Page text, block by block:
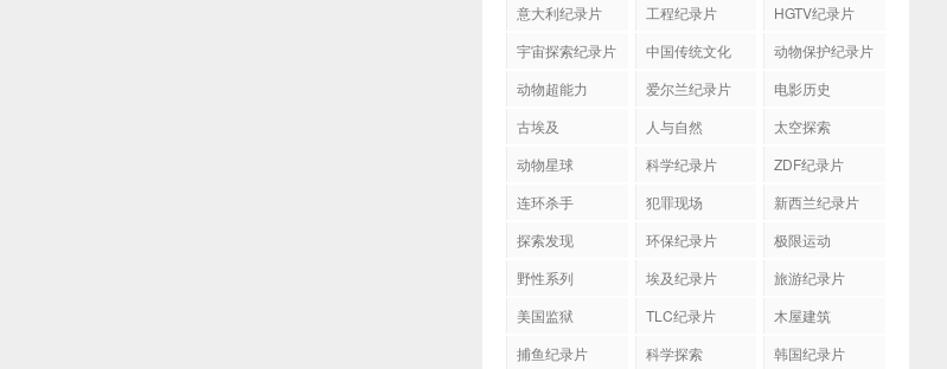
意大利纪录片
工程纪录片
HGTV纪录片
宇宙探索纪录片
中国传统文化
动物保护纪录片
动物超能力
爱尔兰纪录片
电影历史
古埃及
人与自然
太空探索
动物星球
科学纪录片
ZDF纪录片
连环杀手
犯罪现场
新西兰纪录片
探索发现
环保纪录片
极限运动
野性系列
埃及纪录片
旅游纪录片
美国监狱
TLC纪录片
木屋建筑
捕鱼纪录片
科学探索 韩国纪录片